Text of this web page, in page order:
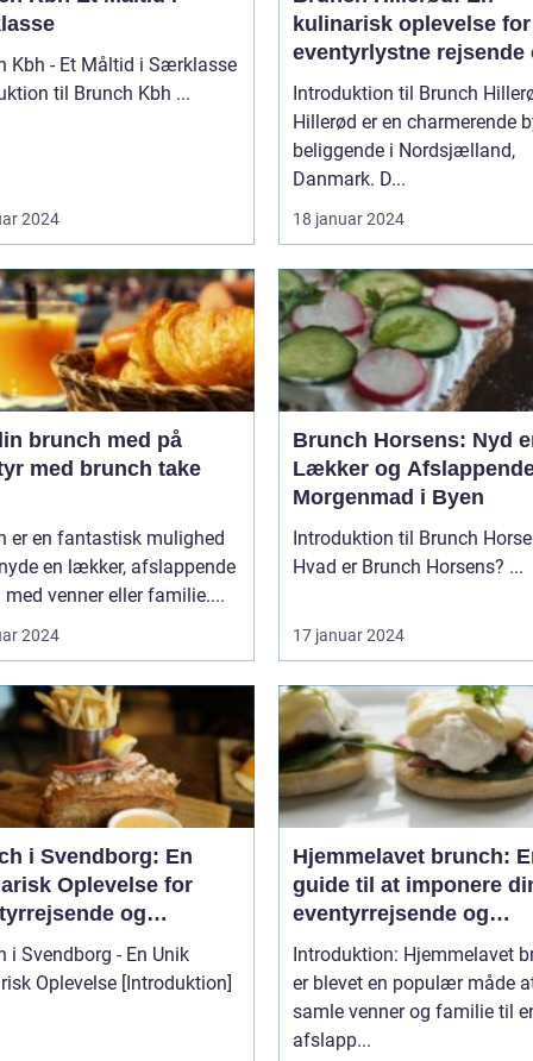
Kbh - Et Måltid i Særklasse
Introduktion til Brunch Kbh ...
2024
kulinarisk oplevelse for
eventyrlystne rejsende
backpackere
Introduktion til Brunch
Hillerød er en charmerende
beliggende i Nordsjælland,
Danmark. D...
18 januar 2024
brunch med på
med brunch take
er en fantastisk mulighed
en lækker, afslappende
venner eller familie....
2024
Brunch Horsens: Nyd
Lækker og
Morgenmad i Byen
Introduktion til Brunch
Hvad er Brunch Horsens? ...
17 januar 2024
i Svendborg: En
Oplevelse for
og
i Svendborg - En Unik
[Introduktion]
Hjemmelavet brunch:
guide til at imponere
eventyrrejsende og
backpacker-venner
lækker og historisk
inspireret måltid
Introduktion: Hjemmelavet
er blevet en populær måde
samle venner og familie til
afslapp...